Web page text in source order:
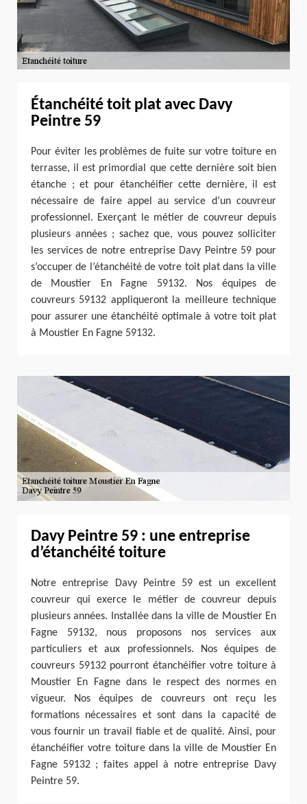
Étanchéité toit plat avec Davy
Peintre 59
Pour éviter les problèmes de fuite sur votre toiture en
terrasse, il est primordial que cette dernière soit bien
étanche ; et pour étanchéifier cette dernière, il est
nécessaire de faire appel au service d’un couvreur
professionnel. Exerçant le métier de couvreur depuis
plusieurs années ; sachez que, vous pouvez solliciter
les services de notre entreprise Davy Peintre 59 pour
s’occuper de l’étanchéité de votre toit plat dans la ville
de Moustier En Fagne 59132. Nos équipes de
couvreurs 59132 appliqueront la meilleure technique
pour assurer une étanchéité optimale à votre toit plat
à Moustier En Fagne 59132.
Davy Peintre 59 : une entreprise
d’étanchéité toiture
Notre entreprise Davy Peintre 59 est un excellent
couvreur qui exerce le métier de couvreur depuis
plusieurs années. Installée dans la ville de Moustier En
Fagne 59132, nous proposons nos services aux
particuliers et aux professionnels. Nos équipes de
couvreurs 59132 pourront étanchéifier votre toiture à
Moustier En Fagne dans le respect des normes en
vigueur. Nos équipes de couvreurs ont reçu les
formations nécessaires et sont dans la capacité de
vous fournir un travail fiable et de qualité. Ainsi, pour
étanchéifier votre toiture dans la ville de Moustier En
Fagne 59132 ; faites appel à notre entreprise Davy
Peintre 59.